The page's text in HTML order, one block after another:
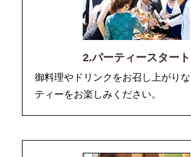
2.パーティースタート
御料理やドリンクをお召し上がり
ティーをお楽しみください。